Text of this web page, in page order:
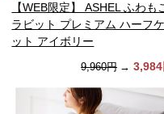
【WEB限定】 ASHEL ふわも
ラビット プレミアム ハーフケ
ット アイボリー
9,960円 → 3,984